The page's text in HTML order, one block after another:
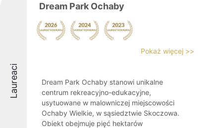
Laureaci
Dream Park Ochaby
Pokaż więcej >>
Dream Park Ochaby stanowi unikalne
centrum rekreacyjno-edukacyjne,
usytuowane w malowniczej miejscowości
Ochaby Wielkie, w sąsiedztwie Skoczowa.
Obiekt obejmuje pięć hektarów